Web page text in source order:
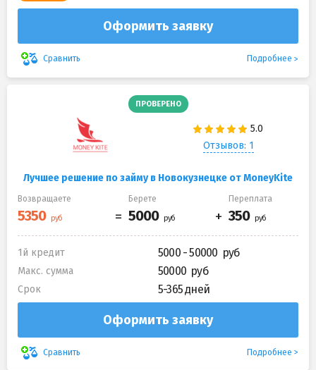
Оформить заявку
Сравнить Подробнее
ПРОВЕРЕНО
Отзывов: 1
Лучшее решение по займу в Новокузнецке от MoneyKite
Возвращаете Берете Переплата
1й кредит 5000 - 50000
Макс. сумма 50000
Срок 5-365 дней
Оформить заявку
Сравнить Подробнее